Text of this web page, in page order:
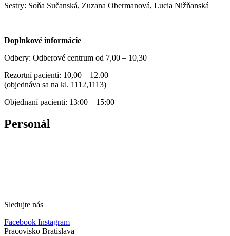
Sestry: Soňa Sučanská, Zuzana Obermanová, Lucia Nižňanská
Doplnkové informácie
Odbery: Odberové centrum od 7,00 – 10,30
Rezortní pacienti: 10,00 – 12.00
(objednáva sa na kl. 1112,1113)
Objednaní pacienti: 13:00 – 15:00
Personál
Sledujte nás
Facebook Instagram
Pracovisko Bratislava